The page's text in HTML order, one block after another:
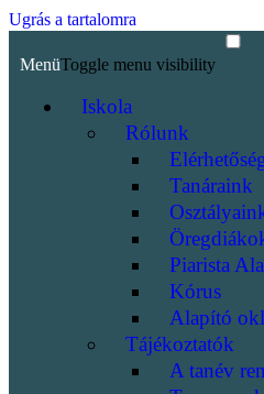
Ugrás a tartalomra
MenüToggle menu visibility
Iskola
Rólunk
Tanáraink
Piarista
Kórus
Alapító
Tájékoztatók
A tanév